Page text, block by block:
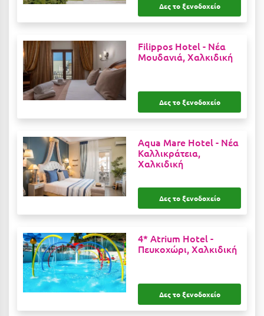
Λαγκάδια
Λακόπετρα Αχαΐας
Λακωνία
Λεπτοκαρυά
Λέσβος
Λευκάδα
Λιτόχωρο
Λουτρά Πόζαρ
Λουτρά Υπάτης
Δες το ξενοδοχείο
Filippos Hotel - Νέα
Μουδανιά, Χαλκιδική
Δες το ξενοδοχείο
Aqua Mare Hotel - Νέα
Καλλικράτεια,
Χαλκιδική
Δες το ξενοδοχείο
4* Atrium Hotel -
Πευκοχώρι, Χαλκιδική
Δες το ξενοδοχείο